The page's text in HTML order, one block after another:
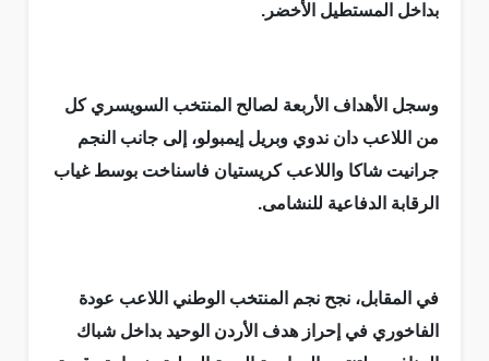
بداخل المستطيل الأخضر.
وسجل الأهداف الأربعة لصالح المنتخب السويسري كل
من اللاعب دان ندوي وبريل إيمبولو، إلى جانب النجم
جرانيت شاكا واللاعب كريستيان فاسناخت بوسط غياب
الرقابة الدفاعية للنشامى.
في المقابل، نجح نجم المنتخب الوطني اللاعب عودة
الفاخوري في إحراز هدف الأردن الوحيد بداخل شباك